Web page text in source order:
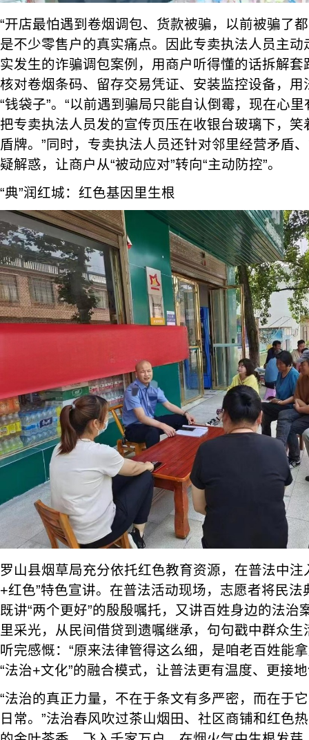
“开店最怕遇到卷烟调包、货款被骗，以前被骗了
是不少零售户的真实痛点。因此专卖执法人员主
实发生的诈骗调包案例，用商户听得懂的话拆解
核对卷烟条码、留存交易凭证、安装监控设备，
“钱袋子”。“以前遇到骗局只能自认倒霉，现在心
把专卖执法人员发的宣传页压在收银台玻璃下，笑
盾牌。”同时，专卖执法人员还针对邻里经营矛盾
疑解惑，让商户从“被动应对”转向“主动防控”。
“典”润红城：红色基因里生根
罗山县烟草局充分依托红色教育资源，在普法中注
+红色”特色宣讲。在普法活动现场，志愿者将民
既讲“两个更好”的殷殷嘱托，又讲百姓身边的法治
里采光，从民间借贷到遗嘱继承，句句戳中群众
听完感慨：“原来法律管得这么细，是咱老百姓能
“法治+文化”的融合模式，让普法更有温度、更接
“法治的真正力量，不在于条文有多严密，而在于
日常。”法治春风吹过茶山烟田、社区商铺和红色